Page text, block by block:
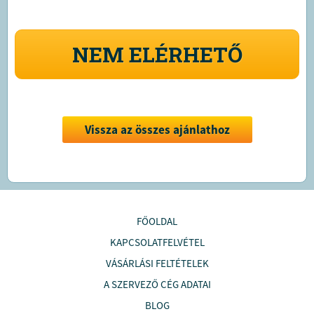
NEM ELÉRHETŐ
Vissza az összes ajánlathoz
FŐOLDAL
KAPCSOLATFELVÉTEL
VÁSÁRLÁSI FELTÉTELEK
A SZERVEZŐ CÉG ADATAI
BLOG